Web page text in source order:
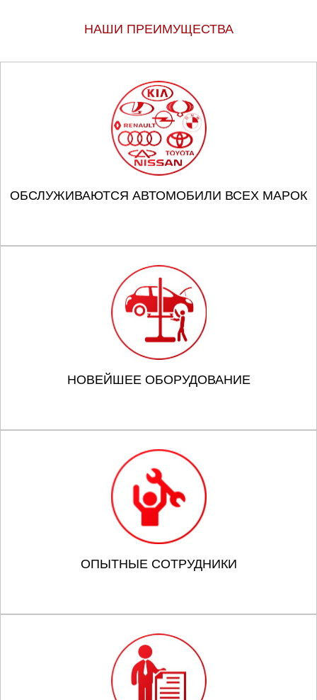
НАШИ ПРЕИМУЩЕСТВА
ОБСЛУЖИВАЮТСЯ АВТОМОБИЛИ ВСЕХ МАРОК
НОВЕЙШЕЕ ОБОРУДОВАНИЕ
ОПЫТНЫЕ СОТРУДНИКИ